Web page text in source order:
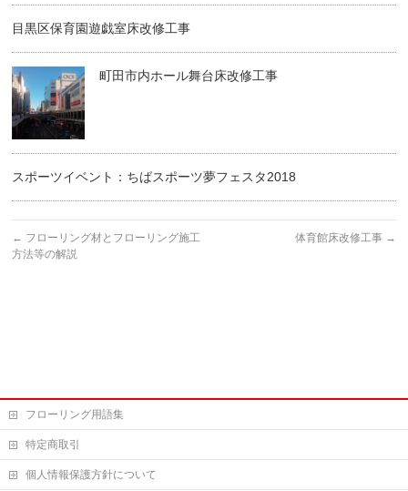
目黒区保育園遊戯室床改修工事
町田市内ホール舞台床改修工事
スポーツイベント：ちばスポーツ夢フェスタ2018
← フローリング材とフローリング施工
方法等の解説
体育館床改修工事 →
フローリング用語集
特定商取引
個人情報保護方針について